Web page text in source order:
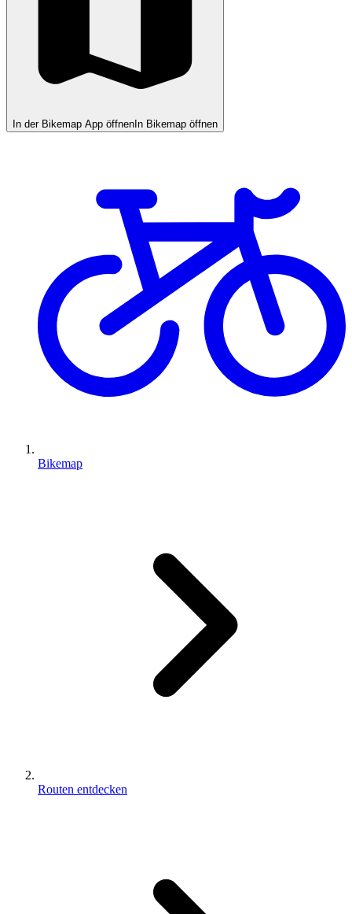
In der Bikemap App öffnen In Bikemap öffnen
Bikemap
Routen entdecken